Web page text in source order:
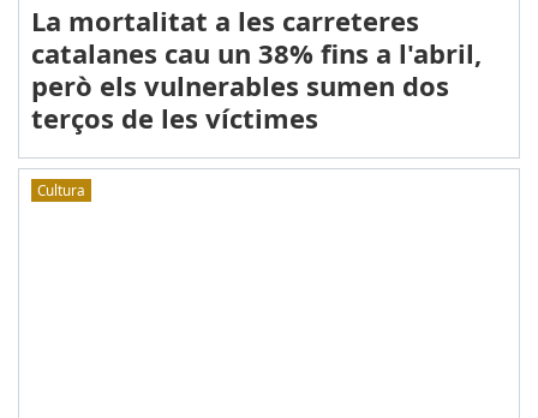
La mortalitat a les carreteres
catalanes cau un 38% fins a l'abril,
però els vulnerables sumen dos
terços de les víctimes
Cultura